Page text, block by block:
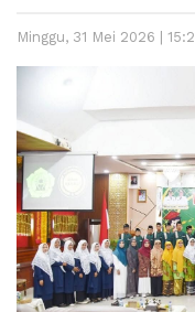
Minggu, 31 Mei 2026 |